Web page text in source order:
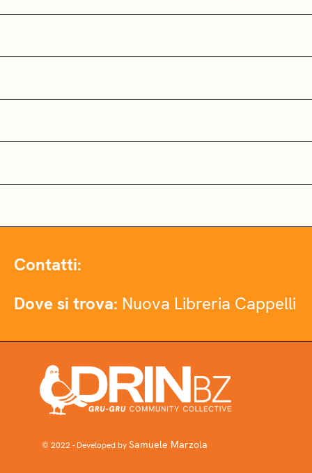
Contatti:
Dove si trova: Nuova Libreria Cappelli
© 2022 - Developed bySamuele Marzola